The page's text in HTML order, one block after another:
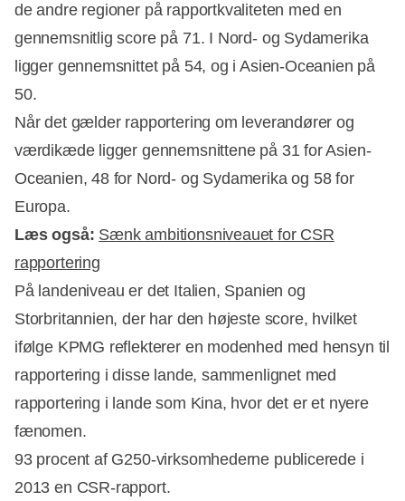
de andre regioner på rapportkvaliteten med en
gennemsnitlig score på 71. I Nord- og Sydamerika
ligger gennemsnittet på 54, og i Asien-Oceanien på
50.
Når det gælder rapportering om leverandører og
værdikæde ligger gennemsnittene på 31 for Asien-
Oceanien, 48 for Nord- og Sydamerika og 58 for
Europa.
Læs også: Sænk ambitionsniveauet for CSR
rapportering
På landeniveau er det Italien, Spanien og
Storbritannien, der har den højeste score, hvilket
ifølge KPMG reflekterer en modenhed med hensyn til
rapportering i disse lande, sammenlignet med
rapportering i lande som Kina, hvor det er et nyere
fænomen.
93 procent af G250-virksomhederne publicerede i
2013 en CSR-rapport.